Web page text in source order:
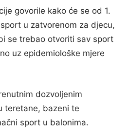
govorile kako će se od 1.
u zatvorenom za djecu,
se trebao otvoriti sav sport
uz epidemiološke mjere
dozvoljenim
teretane, bazeni te
sport u balonima.